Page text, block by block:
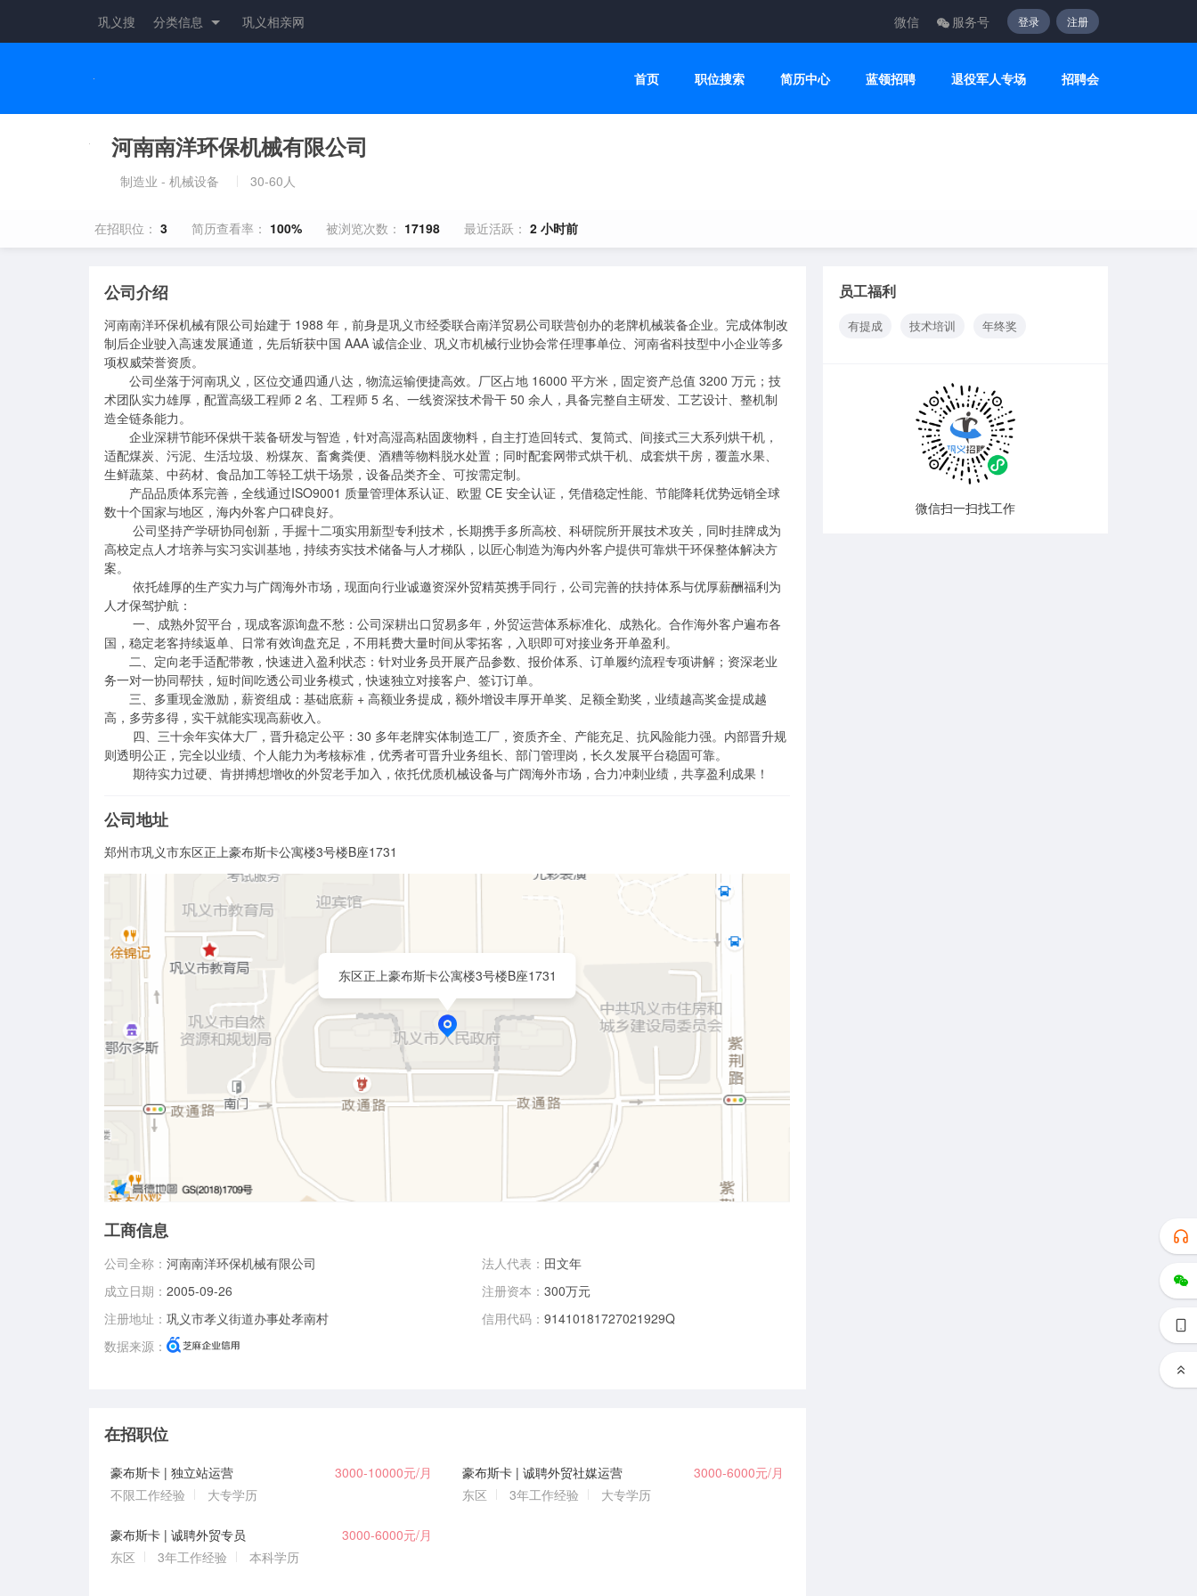
巩义搜 分类信息 巩义相亲网 微信 服务号 登录 注册
首页 职位搜索 简历中心 蓝领招聘 退役军人专场 招聘会
河南南洋环保机械有限公司
制造业 - 机械设备 30-60人
在招职位： 3 简历查看率： 100% 被浏览次数： 17198 最近活跃： 2 小时前
公司介绍
河南南洋环保机械有限公司始建于 1988 年，前身是巩义市经委联合南洋贸易公司联营创办的老牌机械装备企业。完成体制改
制后企业驶入高速发展通道，先后斩获中国 AAA 诚信企业、巩义市机械行业协会常任理事单位、河南省科技型中小企业等多
项权威荣誉资质。
       公司坐落于河南巩义，区位交通四通八达，物流运输便捷高效。厂区占地 16000 平方米，固定资产总值 3200 万元；技
术团队实力雄厚，配置高级工程师 2 名、工程师 5 名、一线资深技术骨干 50 余人，具备完整自主研发、工艺设计、整机制
造全链条能力。
       企业深耕节能环保烘干装备研发与智造，针对高湿高粘固废物料，自主打造回转式、复筒式、间接式三大系列烘干机，
适配煤炭、污泥、生活垃圾、粉煤灰、畜禽粪便、酒糟等物料脱水处置；同时配套网带式烘干机、成套烘干房，覆盖水果、
生鲜蔬菜、中药材、食品加工等轻工烘干场景，设备品类齐全、可按需定制。
数十个国家与地区，海内外客户口碑良好。
        公司坚持产学研协同创新，手握十二项实用新型专利技术，长期携手多所高校、科研院所开展技术攻关，同时挂牌成为
高校定点人才培养与实习实训基地，持续夯实技术储备与人才梯队，以匠心制造为海内外客户提供可靠烘干环保整体解决方
案。
        依托雄厚的生产实力与广阔海外市场，现面向行业诚邀资深外贸精英携手同行，公司完善的扶持体系与优厚薪酬福利为
人才保驾护航：
        一、成熟外贸平台，现成客源询盘不愁：公司深耕出口贸易多年，外贸运营体系标准化、成熟化。合作海外客户遍布各
国，稳定老客持续返单、日常有效询盘充足，不用耗费大量时间从零拓客，入职即可对接业务开单盈利。
       二、定向老手适配带教，快速进入盈利状态：针对业务员开展产品参数、报价体系、订单履约流程专项讲解；资深老业
务一对一协同帮扶，短时间吃透公司业务模式，快速独立对接客户、签订订单。
       三、多重现金激励，薪资组成：基础底薪 + 高额业务提成，额外增设丰厚开单奖、足额全勤奖，业绩越高奖金提成越
高，多劳多得，实干就能实现高薪收入。
则透明公正，完全以业绩、个人能力为考核标准，优秀者可晋升业务组长、部门管理岗，长久发展平台稳固可靠。
        期待实力过硬、肯拼搏想增收的外贸老手加入，依托优质机械设备与广阔海外市场，合力冲刺业绩，共享盈利成果！
公司地址
郑州市巩义市东区正上豪布斯卡公寓楼3号楼B座1731
东区正上豪布斯卡公寓楼3号楼B座1731
工商信息
公司全称：河南南洋环保机械有限公司
成立日期：2005-09-26
注册地址：巩义市孝义街道办事处孝南村
数据来源：
法人代表： 田文年
注册资本： 300万元
信用代码： 91410181727021929Q
在招职位
豪布斯卡 | 独立站运营
3000-10000元/月
不限工作经验
大专学历
豪布斯卡 | 诚聘外贸社媒运营
3000-6000元/月
东区
3年工作经验 大专学历
豪布斯卡 | 诚聘外贸专员
3000-6000元/月
东区
3年工作经验 本科学历
员工福利
有提成 技术培训 年终奖
微信扫一扫找工作